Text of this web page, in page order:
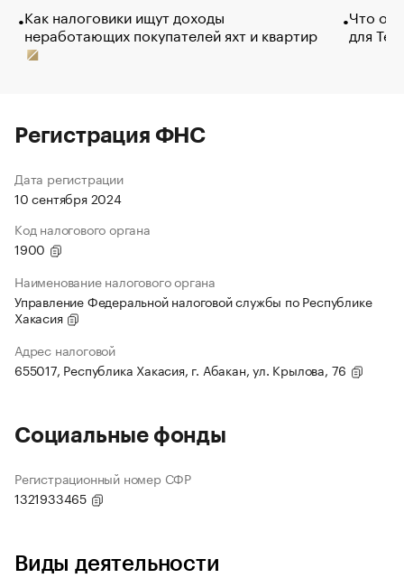
Как налоговики ищут доходы
неработающих покупателей яхт и квартир
Что
для
Регистрация ФНС
Дата регистрации
10 сентября 2024
Код налогового органа
1900
Наименование налогового органа
Управление Федеральной налоговой службы по Республике
Хакасия
Адрес налоговой
655017, Республика Хакасия, г. Абакан, ул. Крылова, 76
Социальные фонды
Регистрационный номер СФР
1321933465
Виды деятельности